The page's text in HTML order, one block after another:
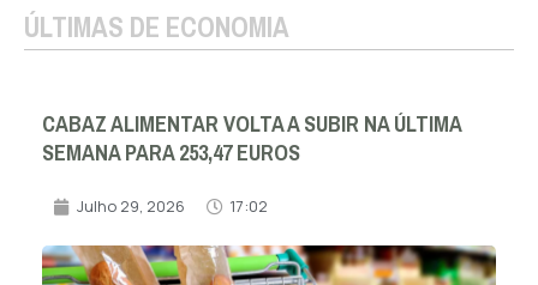
ÚLTIMAS DE ECONOMIA
CABAZ ALIMENTAR VOLTA A SUBIR NA ÚLTIMA
SEMANA PARA 253,47 EUROS
Julho 29, 2026 17:02